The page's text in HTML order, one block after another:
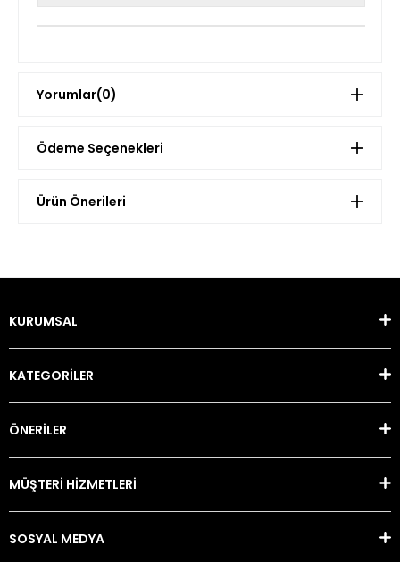
Yorumlar(0)
Ödeme Seçenekleri
Ürün Önerileri
KURUMSAL
KATEGORİLER
ÖNERİLER
MÜŞTERİ HİZMETLERİ
SOSYAL MEDYA